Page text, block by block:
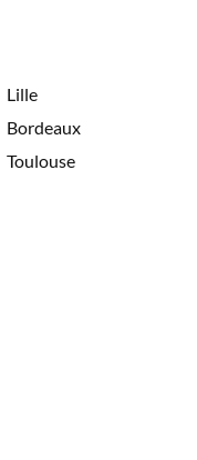
Lille
Bordeaux
Toulouse